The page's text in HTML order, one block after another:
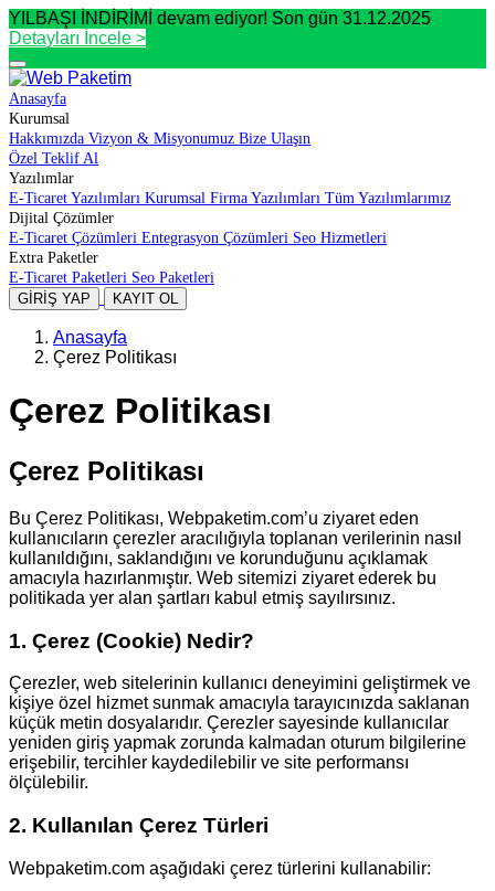
YILBAŞI İNDİRİMİ devam ediyor! Son gün 31.12.2025
Detayları İncele >
Anasayfa
Kurumsal
Hakkımızda Vizyon & Misyonumuz Bize Ulaşın
Özel Teklif Al
Yazılımlar
E-Ticaret Yazılımları Kurumsal Firma Yazılımları Tüm Yazılımlarımız
Dijital Çözümler
E-Ticaret Çözümleri Entegrasyon Çözümleri Seo Hizmetleri
Extra Paketler
E-Ticaret Paketleri Seo Paketleri
GİRİŞ YAP KAYIT OL
Anasayfa
Çerez Politikası
Çerez Politikası
Çerez Politikası
Bu Çerez Politikası, Webpaketim.com’u ziyaret eden
kullanıcıların çerezler aracılığıyla toplanan verilerinin nasıl
kullanıldığını, saklandığını ve korunduğunu açıklamak
amacıyla hazırlanmıştır. Web sitemizi ziyaret ederek bu
politikada yer alan şartları kabul etmiş sayılırsınız.
1. Çerez (Cookie) Nedir?
Çerezler, web sitelerinin kullanıcı deneyimini geliştirmek ve
kişiye özel hizmet sunmak amacıyla tarayıcınızda saklanan
küçük metin dosyalarıdır. Çerezler sayesinde kullanıcılar
yeniden giriş yapmak zorunda kalmadan oturum bilgilerine
erişebilir, tercihler kaydedilebilir ve site performansı
ölçülebilir.
2. Kullanılan Çerez Türleri
Webpaketim.com aşağıdaki çerez türlerini kullanabilir: